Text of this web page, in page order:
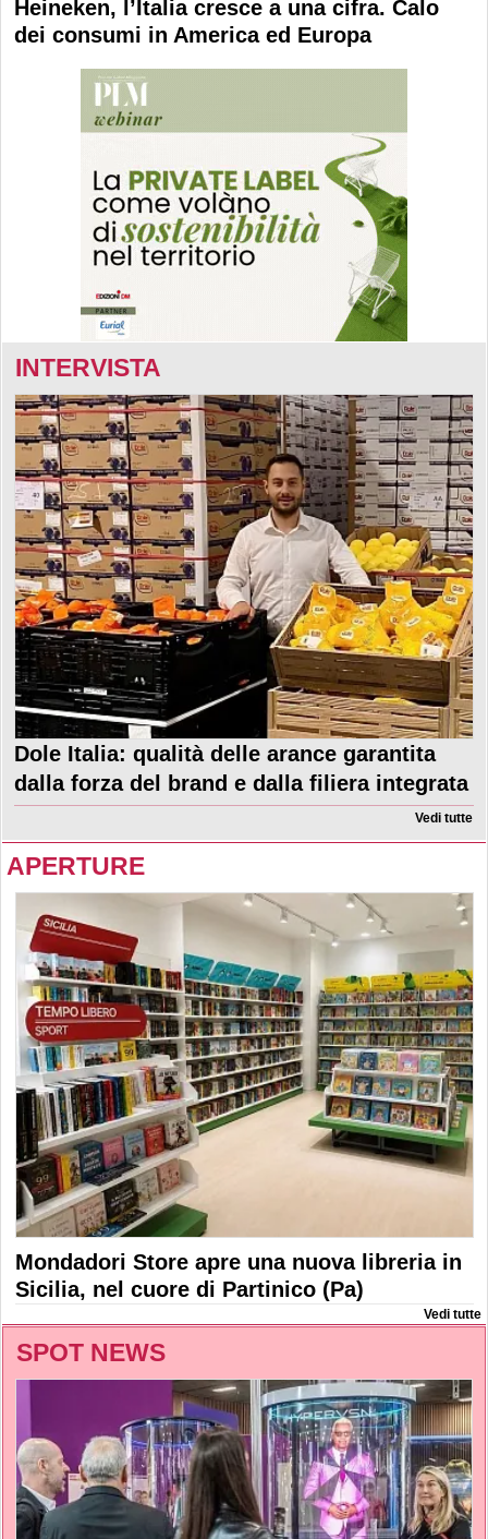
Heineken, l’Italia cresce a una cifra. Calo
dei consumi in America ed Europa
INTERVISTA
Dole Italia: qualità delle arance garantita
dalla forza del brand e dalla filiera integrata
Vedi tutte
APERTURE
Mondadori Store apre una nuova libreria in
Sicilia, nel cuore di Partinico (Pa)
Vedi tutte
SPOT NEWS